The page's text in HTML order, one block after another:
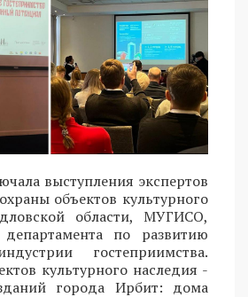
выступления экспертов
объектов культурного
области, МУГИСО,
департамента по развитию
гостеприимства.
культурного наследия -
города Ирбит: дома